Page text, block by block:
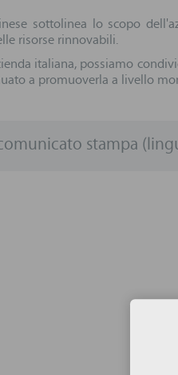
sottolinea lo scopo
risorse rinnovabili.
italiana, possiamo
a promuoverla a livello
stampa